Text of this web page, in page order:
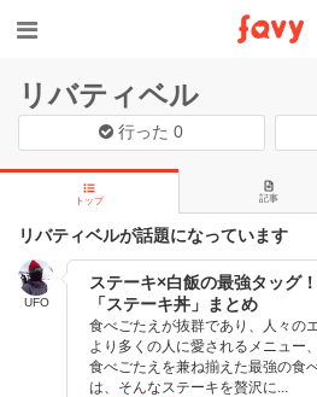
リバティベル
行った0
トップ 記事
リバティベルが話題になっています
UFO
ステーキ×白飯の最強タッグ
「ステーキ丼」まとめ
食べごたえが抜群であり、人々の
より多くの人に愛されるメニュー
食べごたえを兼ね揃えた最強の食
は、そんなステーキを贅沢に...